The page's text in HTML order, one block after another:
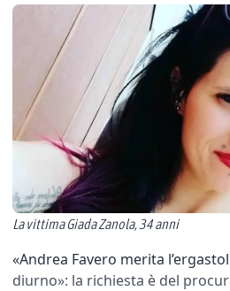
La vittima Giada Zanola, 34 anni
«Andrea Favero merita
diurno»: la richiesta è del